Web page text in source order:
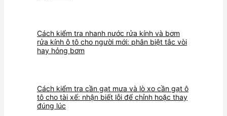
Cách kiểm tra nhanh nước rửa kính và bơm
rửa kính ô tô cho người mới: phân biệt tắc vòi
hay hỏng bơm
Cách kiểm tra cần gạt mưa và lò xo cần gạt ô
tô cho tài xế: nhận biết lỗi để chỉnh hoặc thay
đúng lúc